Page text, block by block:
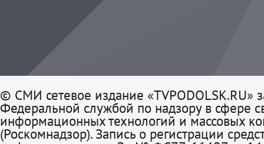
© СМИ сетевое издание «TVPODOLSK.RU»
Федеральной службой по надзору в сфере
информационных технологий и массовых
(Роскомнадзор). Запись о регистрации